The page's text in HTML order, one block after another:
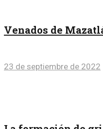
Venados de
23 de septiembre de 2022